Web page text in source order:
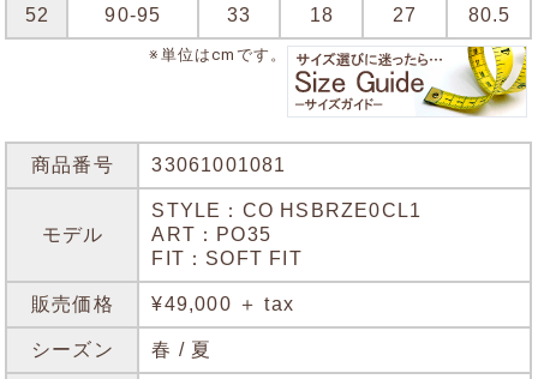
52 90-95 33 18 27 80.5
※単位はcmです。
商品番号 33061001081
モデル
STYLE：CO HSBRZE0CL1
ART：PO35
FIT：SOFT FIT
販売価格 ¥49,000 ＋ tax
シーズン 春 / 夏